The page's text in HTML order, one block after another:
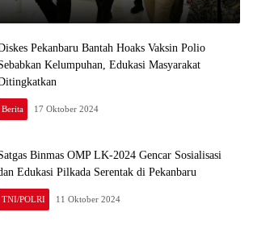
Pekanbaru Bantah Hoaks Vaksin Polio
Kelumpuhan, Edukasi Masyarakat
Berita 17 Oktober 2024
Binmas OMP LK-2024 Gencar Sosialisasi
Edukasi Pilkada Serentak di Pekanbaru
TNI/POLRI 11 Oktober 2024